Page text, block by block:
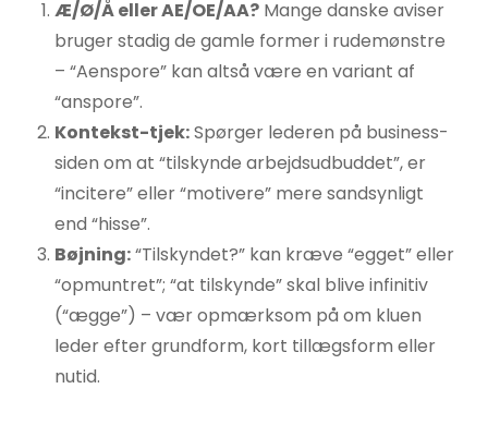
Æ/Ø/Å eller AE/OE/AA? Mange danske aviser
bruger stadig de gamle former i rudemønstre
– “Aenspore” kan altså være en variant af
“anspore”.
Kontekst-tjek:Spørger lederen på business-
siden om at “tilskynde arbejdsudbuddet”, er
“incitere” eller “motivere” mere sandsynligt
end “hisse”.
Bøjning:“Tilskyndet?” kan kræve “egget” eller
“opmuntret”; “at tilskynde” skal blive infinitiv
(“ægge”) – vær opmærksom på om kluen
leder efter grundform, kort tillægsform eller
nutid.